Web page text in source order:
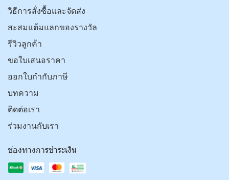
วิธีการสั่งซื้อและจัดส่ง
สะสมแต้มแลกของรางวัล
รีวิวลูกค้า
ขอใบเสนอราคา
ออกใบกำกับภาษี
บทความ
ติดต่อเรา
ร่วมงานกับเรา
ช่องทางการชำระเงิน